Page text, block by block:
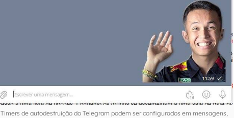
Timers de autodestruição do Telegram podem ser configurados em mensagens,